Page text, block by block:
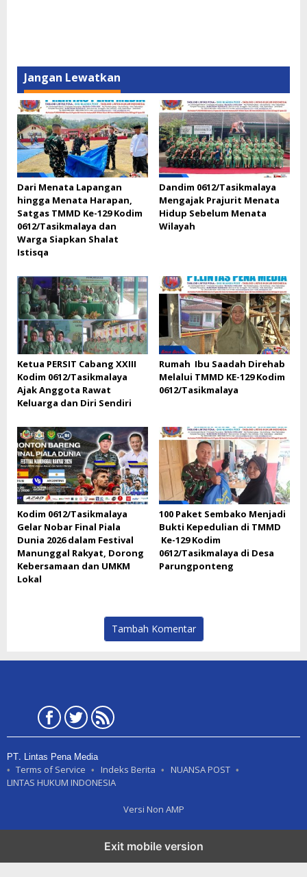
Jangan Lewatkan
Dari Menata Lapangan
hingga Menata Harapan,
Satgas TMMD Ke-129 Kodim
0612/Tasikmalaya dan
Warga Siapkan Shalat
Istisqa
Dandim 0612/Tasikmalaya
Mengajak Prajurit Menata
Hidup Sebelum Menata
Wilayah
Ketua PERSIT Cabang XXIII
Kodim 0612/Tasikmalaya
Ajak Anggota Rawat
Keluarga dan Diri Sendiri
Rumah Ibu Saadah Direhab
Melalui TMMD KE-129 Kodim
0612/Tasikmalaya
Kodim 0612/Tasikmalaya
Gelar Nobar Final Piala
Dunia 2026 dalam Festival
Manunggal Rakyat, Dorong
Kebersamaan dan UMKM
Lokal
100 Paket Sembako Menjadi
Bukti Kepedulian di TMMD
Ke-129 Kodim
0612/Tasikmalaya di Desa
Parungponteng
Tambah Komentar
PT. Lintas Pena Media
Terms of Service Indeks Berita
NUANSA POST
LINTAS HUKUM INDONESIA
Versi Non AMP
Exit mobile version